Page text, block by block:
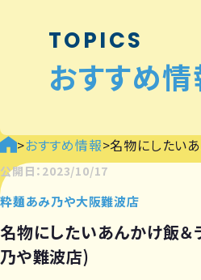
TOPICS
おすすめ
>おすすめ情報>名物にしたい
公開日：2023/10/17
粋麺あみ乃や大阪難波店
名物にしたいあんかけ飯
乃や難波店)